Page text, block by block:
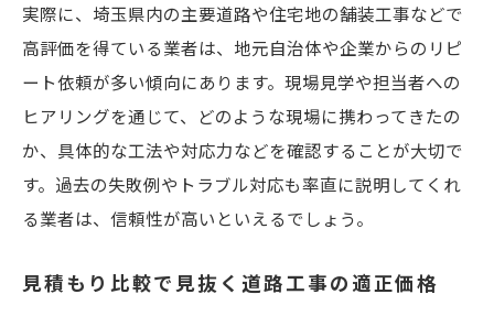
実際に、埼玉県内の主要道路や住宅地の舗装工事などで
高評価を得ている業者は、地元自治体や企業からのリピ
ート依頼が多い傾向にあります。現場見学や担当者への
ヒアリングを通じて、どのような現場に携わってきたの
か、具体的な工法や対応力などを確認することが大切で
す。過去の失敗例やトラブル対応も率直に説明してくれ
る業者は、信頼性が高いといえるでしょう。
見積もり比較で見抜く道路工事の適正価格